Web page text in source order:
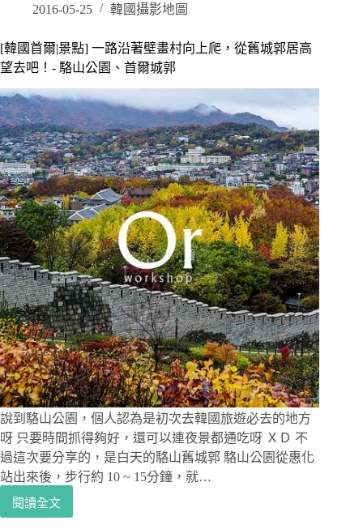
夜
約
會
聖
地，
晚
上
來
看
看
不
一
樣
的
首
爾
城
郭
跟
首
爾
夜
景，
夜
晚
點
亮
的
首
爾
2016-05-25 韓國攝影地圖
[韓國首爾|景點] 一路沿著壁畫村向上爬，從舊城郭居高
望去吧！- 駱山公園、首爾城郭
說到駱山公園，個人認為是初次去韓國旅遊必去的地方
呀 只要時間抓得夠好，還可以連夜景都通吃呀 ＸＤ 不
過這次要分享的，是白天的駱山舊城郭 駱山公園從惠化
站出來後，步行約 10 ~ 15分鐘，就…
閱讀全文
[韓